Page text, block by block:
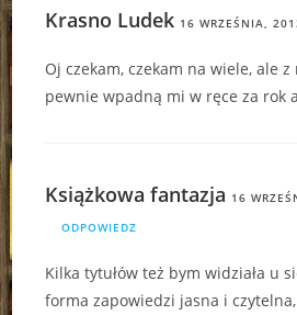
Krasno Ludek 16 WRZEŚNIA,
Oj czekam, czekam na wiele, ale
pewnie wpadną mi w ręce za rok
Książkowa fantazja 16
ODPOWIEDZ
Kilka tytułów też bym widziała u
forma zapowiedzi jasna i